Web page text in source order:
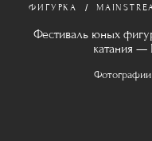
ФИГУРКА
Фестиваль юных
катания —
Фотографии